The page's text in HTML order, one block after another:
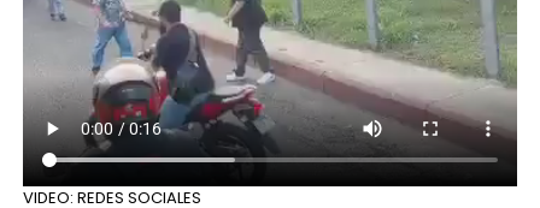
VIDEO: REDES SOCIALES